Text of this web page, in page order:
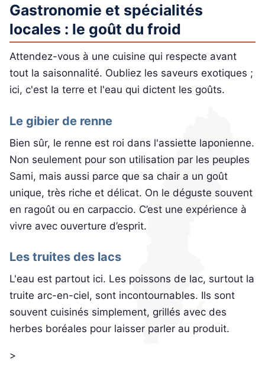
Gastronomie et spécialités
locales : le goût du froid
Attendez-vous à une cuisine qui respecte avant
tout la saisonnalité. Oubliez les saveurs exotiques ;
ici, c'est la terre et l'eau qui dictent les goûts.
Le gibier de renne
Bien sûr, le renne est roi dans l'assiette laponienne.
Non seulement pour son utilisation par les peuples
Sami, mais aussi parce que sa chair a un goût
unique, très riche et délicat. On le déguste souvent
en ragoût ou en carpaccio. C’est une expérience à
vivre avec ouverture d’esprit.
Les truites des lacs
L'eau est partout ici. Les poissons de lac, surtout la
truite arc-en-ciel, sont incontournables. Ils sont
souvent cuisinés simplement, grillés avec des
herbes boréales pour laisser parler au produit.
>